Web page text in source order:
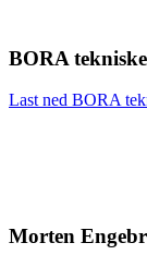
BORA
Last ned BORA
Morten